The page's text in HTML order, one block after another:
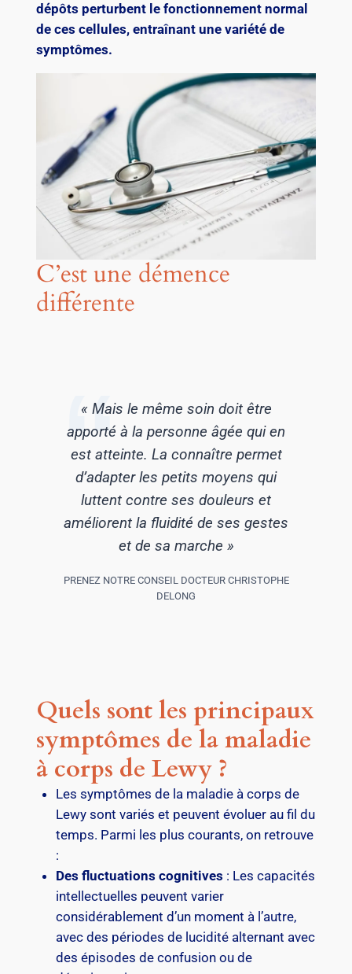
dépôts perturbent le fonctionnement normal
de ces cellules, entraînant une variété de
symptômes.
C’est une démence
différente
« Mais le même soin doit être
apporté à la personne âgée qui en
est atteinte. La connaître permet
d’adapter les petits moyens qui
luttent contre ses douleurs et
améliorent la fluidité de ses gestes
et de sa marche »
PRENEZ NOTRE CONSEIL DOCTEUR CHRISTOPHE
DELONG
Quels sont les principaux
symptômes de la maladie
à corps de Lewy ?
Les symptômes de la maladie à corps de
Lewy sont variés et peuvent évoluer au fil du
temps. Parmi les plus courants, on retrouve
:
Des fluctuations cognitives : Les capacités
intellectuelles peuvent varier
considérablement d’un moment à l’autre,
avec des périodes de lucidité alternant avec
des épisodes de confusion ou de